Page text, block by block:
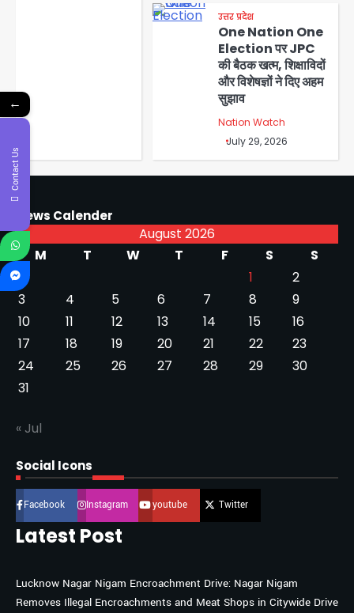
उत्तर प्रदेश
One Nation One
Election पर JPC
की बैठक खत्म, शिक्षाविदों
और विशेषज्ञों ने दिए अहम
सुझाव
Nation Watch
July 29, 2026
News Calender
August 2026
M
T W T F S
S
1
2
3
4 5 6 7 8
9
10
11 12 13 14 15
16
17
18 19 20 21 22
23
24
25 26 27 28 29
30
31
« Jul
Social Icons
Facebook Instagram youtube Twitter
Latest Post
Lucknow Nagar Nigam Encroachment Drive: Nagar Nigam
Removes Illegal Encroachments and Meat Shops in Citywide Drive
←
Contact Us